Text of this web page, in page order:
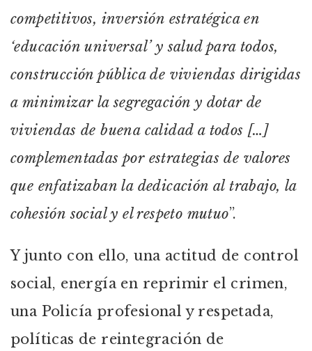
competitivos, inversión estratégica en
‘educación universal’ y salud para todos,
construcción pública de viviendas dirigidas
a minimizar la segregación y dotar de
viviendas de buena calidad a todos […]
complementadas por estrategias de valores
que enfatizaban la dedicación al trabajo, la
cohesión social y el respeto mutuo”.
Y junto con ello, una actitud de control
social, energía en reprimir el crimen,
una Policía profesional y respetada,
políticas de reintegración de